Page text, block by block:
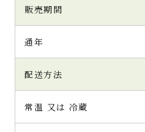
販売期間
通年
配送方法
常温 又は 冷蔵